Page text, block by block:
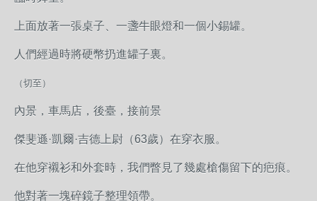
上面放著一張桌子、一盞牛眼燈和一個小錫罐。
人們經過時將硬幣扔進罐子裏。
（切至）
內景，車馬店，後臺，接前景
傑斐遜·凱爾·吉德上尉（63歲）在穿衣服。
在他穿襯衫和外套時，我們瞥見了幾處槍傷留下的疤痕。
他對著一塊碎鏡子整理領帶。